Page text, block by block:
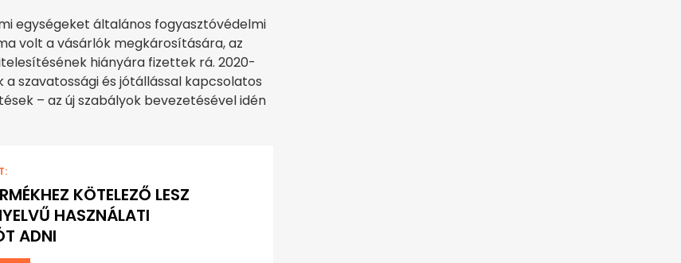
egységeket általános fogyasztóvédelmi
volt a vásárlók megkárosítására, az
hiányára fizettek rá. 2020-
szavatossági és jótállással kapcsolatos
– az új szabályok bevezetésével idén
KÖTELEZŐ LESZ
HASZNÁLATI
ADNI